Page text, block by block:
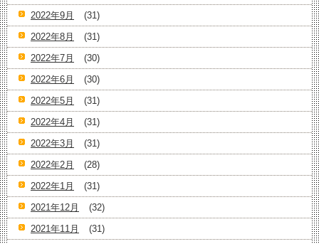
2022年9月
(31)
2022年8月
(31)
2022年7月
(30)
2022年6月
(30)
2022年5月
(31)
2022年4月
(31)
2022年3月
(31)
2022年2月
(28)
2022年1月
(31)
2021年12月
(32)
2021年11月
(31)